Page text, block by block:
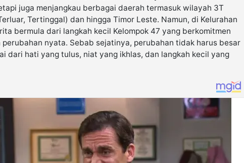
juga menjangkau berbagai daerah termasuk wilayah 3T
Tertinggal) dan hingga Timor Leste. Namun, di Kelurahan
bermula dari langkah kecil Kelompok 47 yang berkomitmen
perubahan nyata. Sebab sejatinya, perubahan tidak harus besar
dari hati yang tulus, niat yang ikhlas, dan langkah kecil yang